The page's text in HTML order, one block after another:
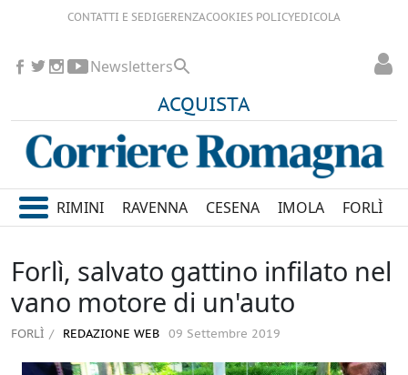
CONTATTI E SEDIGERENZACOOKIES POLICYEDICOLA
ACQUISTA
Newsletters
RIMINI RAVENNA CESENA IMOLA FORLÌ
Forlì, salvato gattino infilato nel
vano motore di un'auto
FORLÌ REDAZIONE WEB 09 Settembre 2019